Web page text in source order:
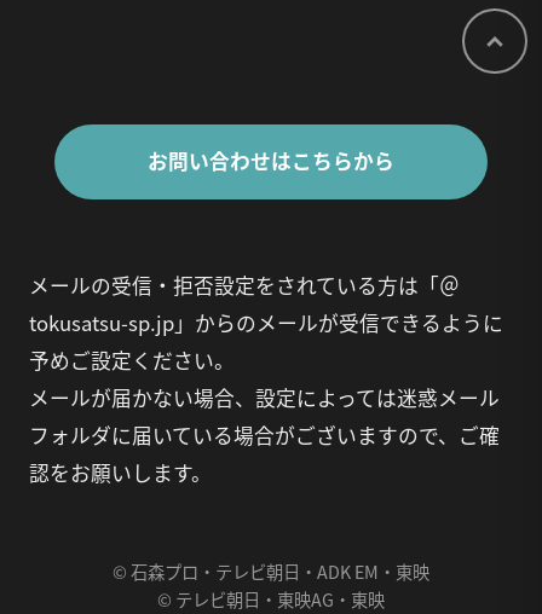
お問い合わせはこちらから
メールの受信・拒否設定をされている方は「＠
tokusatsu-sp.jp」からのメールが受信できるように
予めご設定ください。
メールが届かない場合、設定によっては迷惑メール
フォルダに届いている場合がございますので、ご確
認をお願いします。
© 石森プロ・テレビ朝日・ADK EM・東映
© テレビ朝日・東映AG・東映